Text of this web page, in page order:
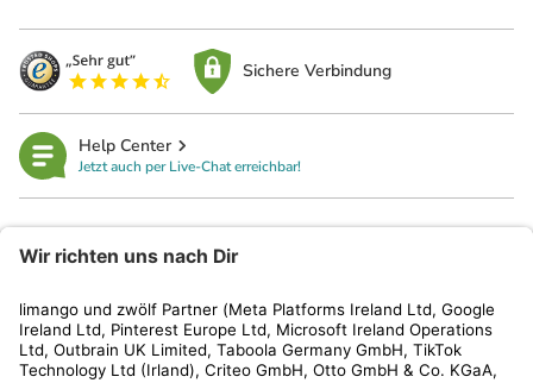
Sichere Verbindung
Help Center
Jetzt auch per Live-Chat erreichbar!
Kundenservice